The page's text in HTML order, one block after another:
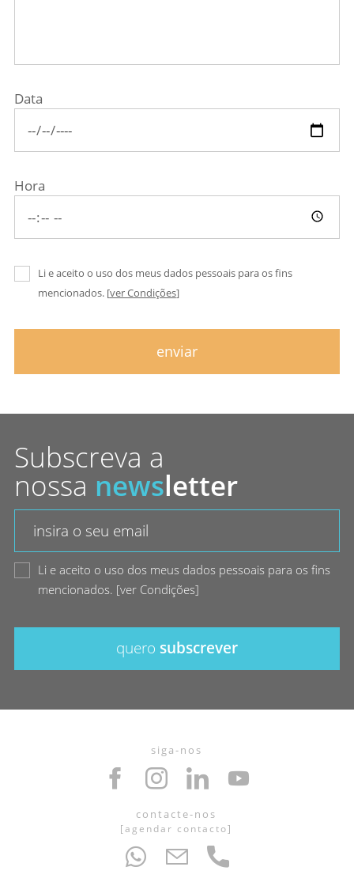
Data
Hora
Li e aceito o uso dos meus dados pessoais para os fins
mencionados. [ver Condições]
enviar
Subscreva a
nossa newsletter
Li e aceito o uso dos meus dados pessoais para os fins
mencionados. [ver Condições]
quero subscrever
siga-nos
contacte-nos
[agendar contacto]